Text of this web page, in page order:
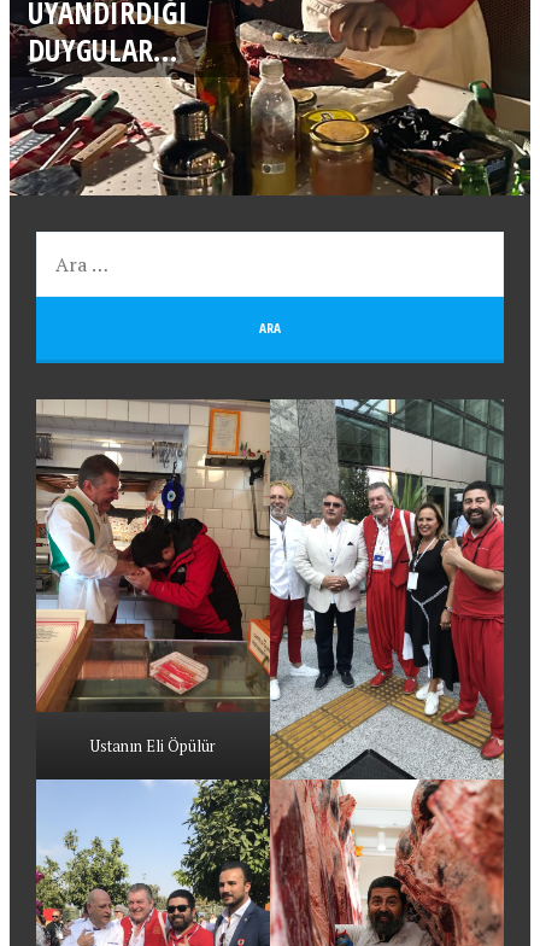
UYANDIRDIĞI
DUYGULAR…
Ustanın Eli Öpülür